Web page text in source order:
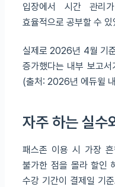
입장에서 시간 관리
효율적으로 공부할 수 있
실제로 2026년 4월 기
증가했다는 내부 보고
(출처: 2026년 에듀윌
자주 하는 실수
패스존 이용 시 가장
불가한 점을 몰라 할인
수강 기간이 결제일 기